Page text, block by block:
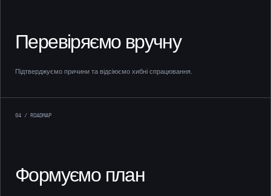
Перевіряємо вручну
Підтверджуємо причини та відсіюємо хибні спрацювання.
04 / ROADMAP
Формуємо план